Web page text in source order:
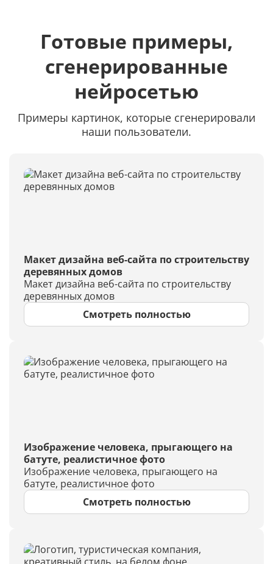
Готовые примеры,
сгенерированные
нейросетью
Примеры картинок, которые сгенерировали
наши пользователи.
Макет дизайна веб-сайта по строительству
деревянных домов
Макет дизайна веб-сайта по строительству
деревянных домов
Смотреть полностью
Изображение человека, прыгающего на
батуте, реалистичное фото
Изображение человека, прыгающего на
батуте, реалистичное фото
Смотреть полностью